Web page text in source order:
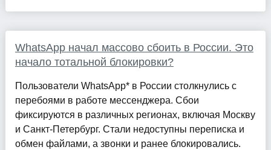
WhatsApp начал массово сбоить в России. Это
начало тотальной блокировки?
Пользователи WhatsApp* в России столкнулись с
перебоями в работе мессенджера. Сбои
фиксируются в различных регионах, включая Москву
и Санкт-Петербург. Стали недоступны переписка и
обмен файлами, а звонки и ранее блокировались.